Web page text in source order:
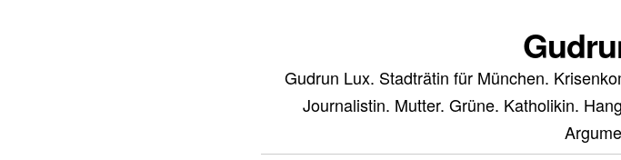
Gudrun Lux. Stadträtin für München.
Journalistin. Mutter. Grüne. Katholikin.